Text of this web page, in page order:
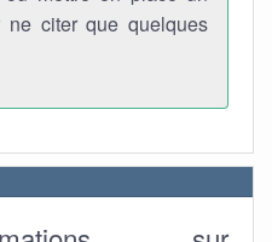
ne citer que quelques